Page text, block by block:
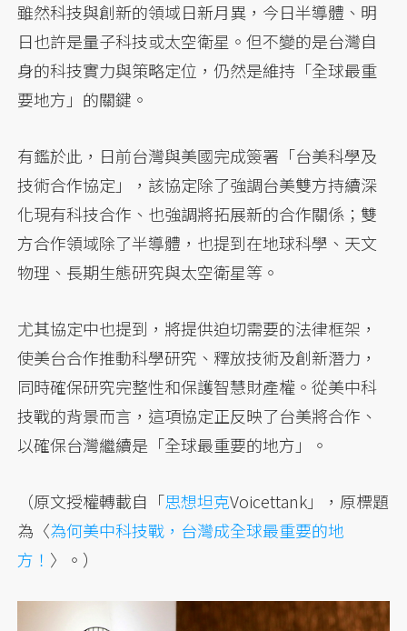
雖然科技與創新的領域日新月異，今日半導體、明
日也許是量子科技或太空衛星。但不變的是台灣自
身的科技實力與策略定位，仍然是維持「全球最重
要地方」的關鍵。
有鑑於此，日前台灣與美國完成簽署「台美科學及
技術合作協定」，該協定除了強調台美雙方持續深
化現有科技合作、也強調將拓展新的合作關係；雙
方合作領域除了半導體，也提到在地球科學、天文
物理、長期生態研究與太空衛星等。
尤其協定中也提到，將提供迫切需要的法律框架，
使美台合作推動科學研究、釋放技術及創新潛力，
同時確保研究完整性和保護智慧財產權。從美中科
技戰的背景而言，這項協定正反映了台美將合作、
以確保台灣繼續是「全球最重要的地方」。
（原文授權轉載自「思想坦克Voicettank」，原標題
為〈為何美中科技戰，台灣成全球最重要的地
方！ 〉。）